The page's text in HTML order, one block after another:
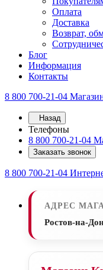
Оплата
Доставка
Возврат,
Блог
Информация
Контакты
8 800 700-21-04
Назад
Телефоны
8 800 700-21-04
Заказать звонок
8 800 700-21-04
АДРЕС
Ростов-на-